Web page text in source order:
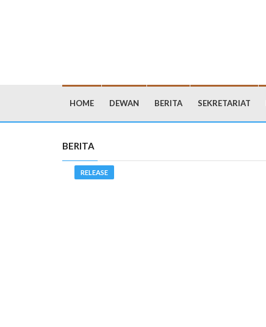
HOME DEWAN BERITA SEKRETARIAT
BERITA
RELEASE